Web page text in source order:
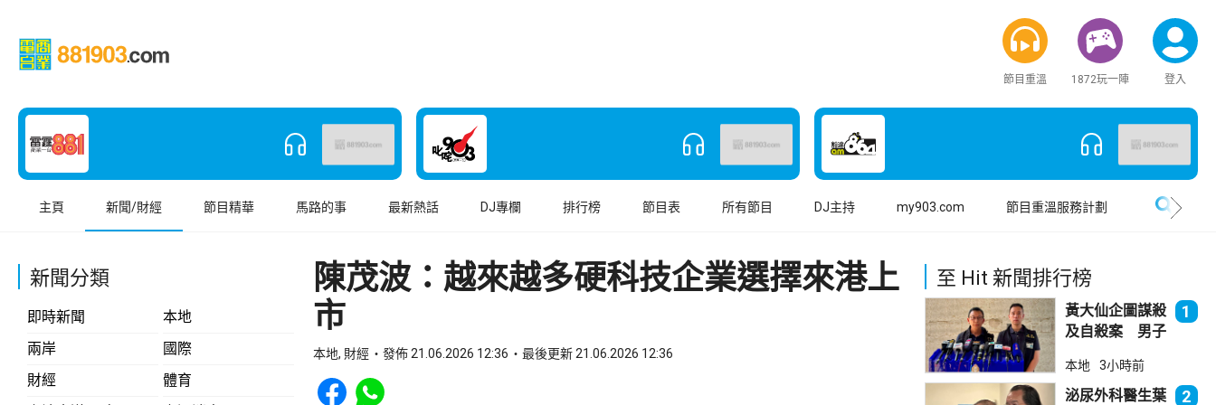
節目重溫 1872玩一陣 登入
主頁 新聞/財經 節目精華 馬路的事 最新熱話 DJ專欄 排行榜 節目表 所有節目 DJ主持 my903.com 節目重溫服務計劃
新聞分類
即時新聞
本地
兩岸
國際
財經
體育
陳茂波：越來越多硬科技企業選擇來港上
市
本地, 財經 發佈 21.06.2026 12:36 最後更新 21.06.2026 12:36
Share to Facebook
Share to WhatsApp
至 Hit 新聞排行榜
黃大仙企圖謀殺
及自殺案 男子
墮樓亡
1
本地 3小時前
泌尿外科醫生葉 2